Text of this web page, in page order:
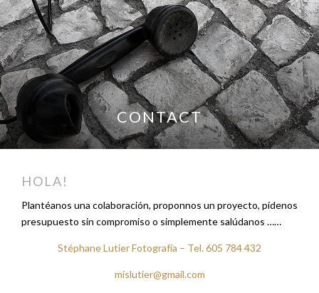
CONTACT
HOLA!
Plantéanos una colaboración, proponnos un proyecto, pídenos
presupuesto sin compromiso o simplemente salúdanos ……
Stéphane Lutier Fotografía – Tel. 605 784 432
mislutier@gmail.com